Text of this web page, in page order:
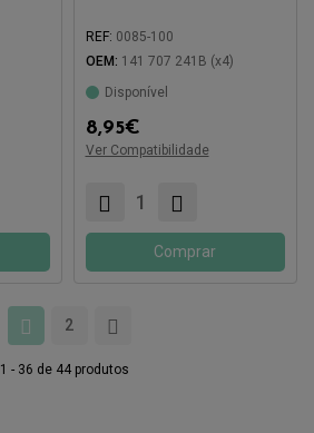
REF: 0085-100
OEM: 141 707 241B (x4)
Disponível
8,95€
Ver Compatibilidade
Comprar
2
1 - 36 de 44 produtos